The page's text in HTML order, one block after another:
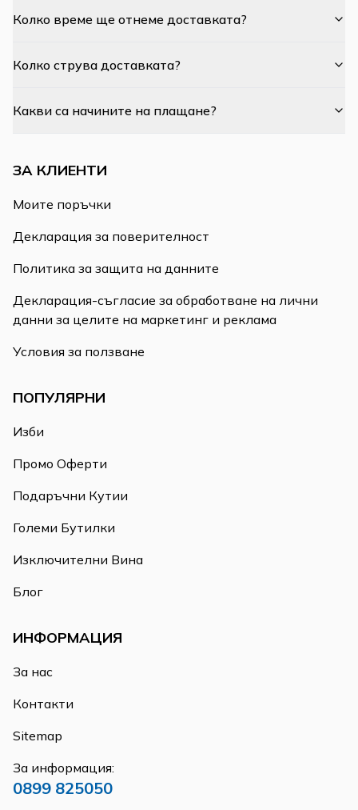
Колко време ще отнеме доставката?
Колко струва доставката?
Какви са начините на плащане?
ЗА КЛИЕНТИ
Моите поръчки
Декларация за поверителност
Политика за защита на данните
Декларация-съгласие за обработване на лични
данни за целите на маркетинг и реклама
Условия за ползване
ПОПУЛЯРНИ
Изби
Промо Оферти
Подаръчни Кутии
Големи Бутилки
Изключителни Вина
Блог
ИНФОРМАЦИЯ
За нас
Контакти
Sitemap
За информация:
0899 825050